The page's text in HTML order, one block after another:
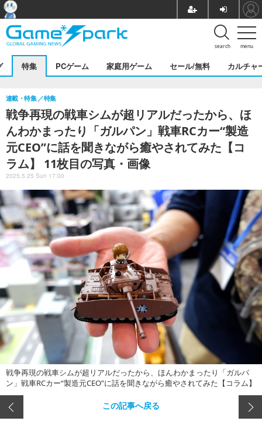
menu
search
特集 PCゲーム 家庭用ゲーム セール/無料 カルチャ
戦争再現の戦車シムが超リアルだったから、ほ
んわかまったり「ガルパン」戦車RCカー“製造
元CEO”に話を聞きながら癒やされてみた【コ
ラム】 11枚目の写真・画像
連載・特集 特集
2025.5.25 Sun 17:00
戦争再現の戦車シムが超リアルだったから、ほんわかまったり「ガルパ
ン」戦車RCカー“製造元CEO”に話を聞きながら癒やされてみた【コラム】
この記事へ戻る